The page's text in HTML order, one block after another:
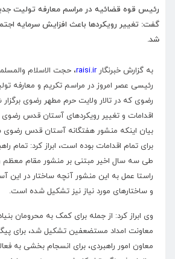
رئیس قوه قضائیه در مراسم معارفه تولیت
گفت: تغییر رویکردها باعث افزایش سرمایه
شد.
به گزارش خبرنگارraisi.ir، حجت الاسلام
رئیسی عصر امروز در مراسم تکریم و معارفه
رضوی که در تالار ولایت حرم مطهر رضوی برگزار
اقدامات و تغییر رویکردهای آستان قدس
بیان اینکه منشور هفتگانه آستان قدس رضوی
برای تمام اقدامات بوده است، ابراز کرد: تمام
طی سه سال اخیر مبتنی بر منشور مقام معظم
راستا عمل به این منشور آنچه ساختار در این
و ساختارهای مورد نیاز نیز تشکیل شده است.
وی ابراز کرد: از جمله برای کمک به محرومان
معاونت امداد مستضعفین تشکیل شد، برای